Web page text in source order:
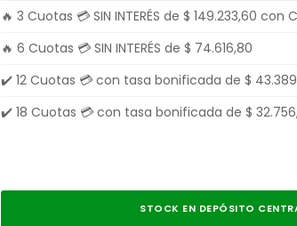
🔥 3 Cuotas 💳 SIN INTERÉS de $ 149.233,60 con
🔥 6 Cuotas 💳 SIN INTERÉS de $ 74.616,80
✔️ 12 Cuotas 💳 con tasa bonificada de $
✔️ 18 Cuotas 💳 con tasa bonificada de $
STOCK EN DEPÓSITO